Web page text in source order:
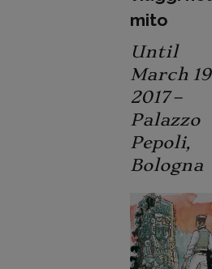
mito
Until
March 19
2017 –
Palazzo
Pepoli,
Bologna